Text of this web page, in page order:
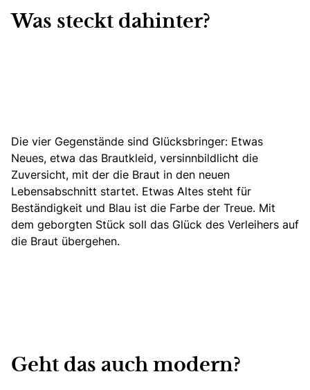
Was steckt dahinter?
Die vier Gegenstände sind Glücksbringer: Etwas
Neues, etwa das Brautkleid, versinnbildlicht die
Zuversicht, mit der die Braut in den neuen
Lebensabschnitt startet. Etwas Altes steht für
Beständigkeit und Blau ist die Farbe der Treue. Mit
dem geborgten Stück soll das Glück des Verleihers auf
die Braut übergehen.
Geht das auch modern?